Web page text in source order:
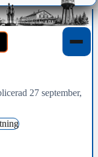
27 september,